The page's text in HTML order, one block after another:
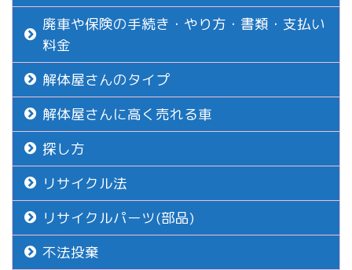
廃車や保険の手続き・やり方・書類・支払い
料金
解体屋さんのタイプ
解体屋さんに高く売れる車
探し方
リサイクル法
リサイクルパーツ(部品)
不法投棄